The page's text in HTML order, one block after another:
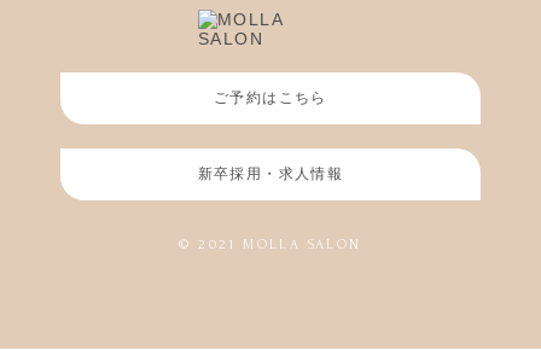
ご予約はこちら
新卒採用・求人情報
© 2021 MOLLA SALON